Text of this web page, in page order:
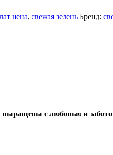
цена, свежая зелень Бренд:
выращены с любовью и